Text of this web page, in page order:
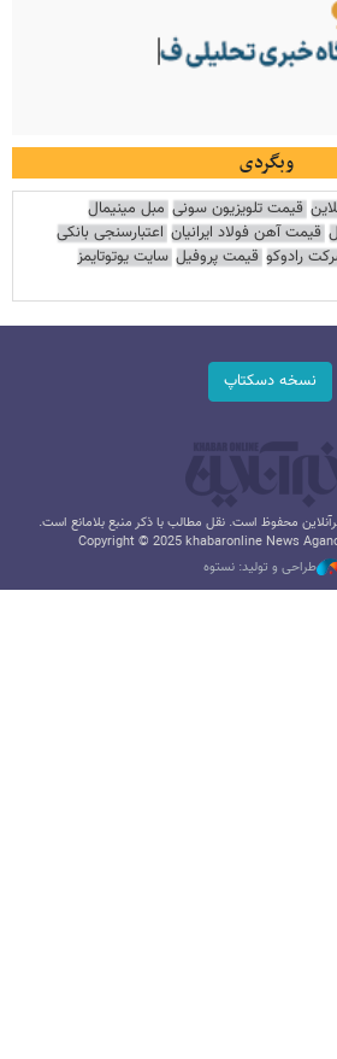
وبگردی
قیمت تلویزیون سونی مبل مینیمال
قیمت آهن فولاد ایرانیان اعتبارسنجی بانکی
رادوکو قیمت پروفیل سایت یوتوتایمز
نسخه دسکتاپ
محفوظ است. نقل مطالب با ذکر منبع بلامانع است.
Copyright © 2025 khabaronline News
طراحی و تولید: نستوه